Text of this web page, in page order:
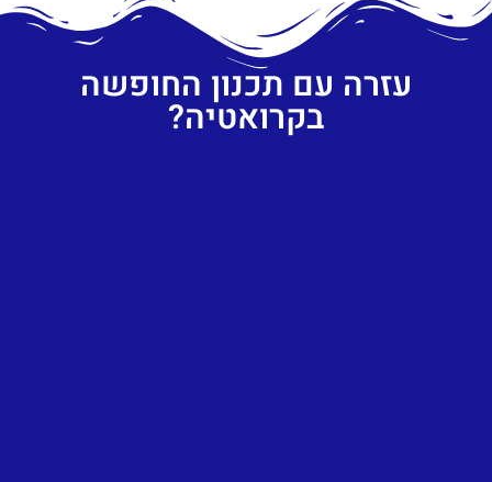
עזרה עם תכנון החופשה
בקרואטיה?